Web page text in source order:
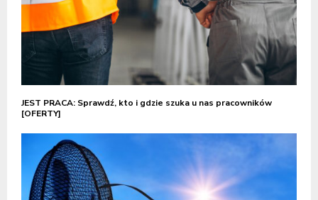
JEST PRACA: Sprawdź, kto i gdzie szuka u nas pracowników
[OFERTY]